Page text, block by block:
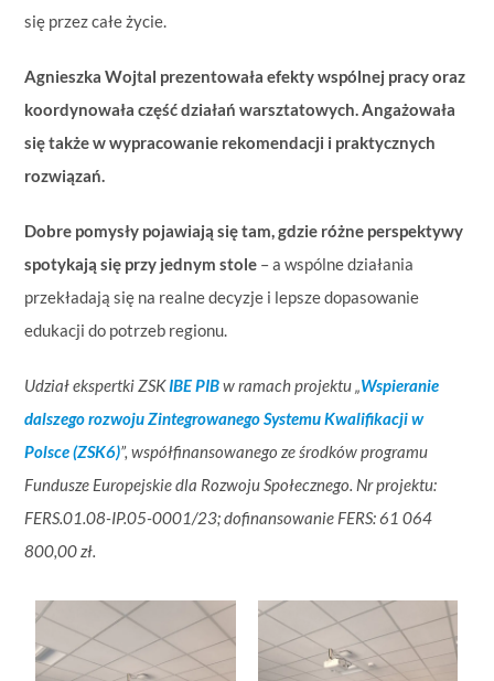
się przez całe życie.
Agnieszka Wojtal prezentowała efekty wspólnej pracy oraz
koordynowała część działań warsztatowych. Angażowała
się także w wypracowanie rekomendacji i praktycznych
rozwiązań.
Dobre pomysły pojawiają się tam, gdzie różne perspektywy
spotykają się przy jednym stole – a wspólne działania
przekładają się na realne decyzje i lepsze dopasowanie
edukacji do potrzeb regionu.
Udział ekspertki ZSKIBE PIBw ramach projektu „Wspieranie
dalszego rozwoju Zintegrowanego Systemu Kwalifikacji w
Polsce (ZSK6)”, współfinansowanego ze środków programu
Fundusze Europejskie dla Rozwoju Społecznego. Nr projektu:
FERS.01.08-IP.05-0001/23; dofinansowanie FERS: 61 064
800,00 zł.